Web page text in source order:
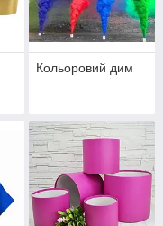
Кольоровий дим